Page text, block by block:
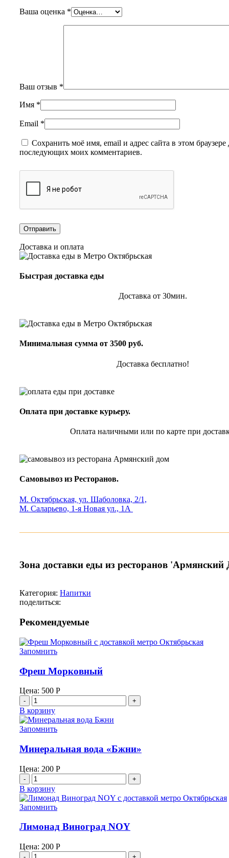
Ваша оценка *
Ваш отзыв *
Имя *
Email *
Сохранить моё имя, email и адрес сайта в этом браузере
последующих моих комментариев.
Доставка и оплата
Быстрая доставка еды
Доставка от 30мин.
Минимальная сумма от 3500 руб.
Доставка бесплатно!
Оплата при доставке курьеру.
Оплата наличными или по карте при
Самовывоз из Ресторанов.
М. Октябрьская, ул. Шаболовка, 2/1,
М. Саларьево, 1-я Новая ул., 1А
Зона доставки еды из ресторанов
Категория: Напитки
поделиться:
Рекомендуемые
Запомнить
Фреш Морковный
Цена: 500 Р
Количество
товара
Фреш
Морковный
В корзину
Запомнить
Минеральная вода «Бжни»
Цена: 200 Р
Количество
товара
Минеральная
вода
В корзину
Запомнить
Лимонад Виноград NOY
Цена: 200 Р
Количество